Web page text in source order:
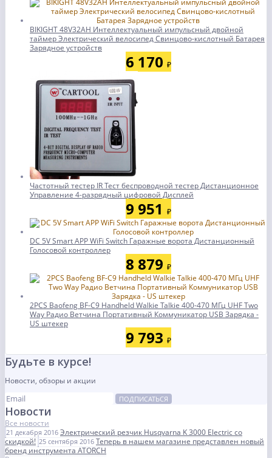
BIKIGHT 48V32AH Интеллектуальный импульсный двойной
таймер Электрический велосипед Свинцово-кислотный Батарея
Зарядное устройств
6 170 ₽
Частотный тестер IR Тест беспроводной тестер Дистанционное
Управление 4-разрядный цифровой Дисплей
9 951 ₽
DC 5V Smart APP WiFi Switch Гаражные ворота Дистанционный
Голосовой контроллер
8 879 ₽
2PCS Baofeng BF-C9 Handheld Walkie Talkie 400-470 МГц UHF Two
Way Радио Ветчина Портативный Коммуникатор USB Зарядка -
US штекер
9 793 ₽
Будьте в курсе!
Новости, обзоры и акции
ПОДПИСАТЬСЯ
Новости
Все новости
21 декабря 2016 Электрический резчик Husqvarna K 3000 Electric со
скидкой! 25 сентября 2016 Теперь в нашем магазине представлен новый
бренд инструмента ATORCH